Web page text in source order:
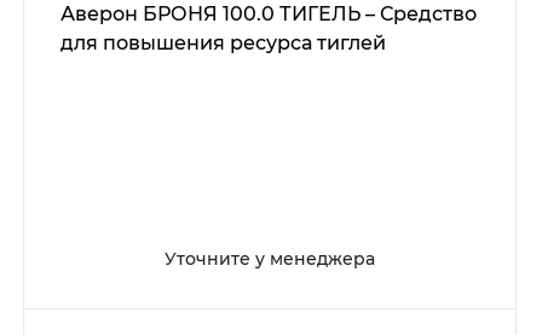
Аверон БРОНЯ 100.0 ТИГЕЛЬ – Средство
для повышения ресурса тиглей
Уточните у менеджера